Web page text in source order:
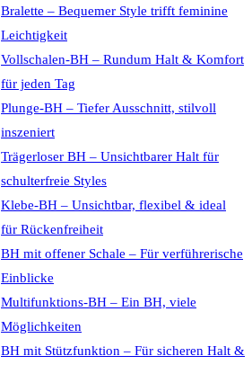
Bralette – Bequemer Style trifft feminine
Leichtigkeit
Vollschalen-BH – Rundum Halt & Komfort
für jeden Tag
Plunge-BH – Tiefer Ausschnitt, stilvoll
inszeniert
Trägerloser BH – Unsichtbarer Halt für
schulterfreie Styles
Klebe-BH – Unsichtbar, flexibel & ideal
für Rückenfreiheit
BH mit offener Schale – Für verführerische
Einblicke
Multifunktions-BH – Ein BH, viele
Möglichkeiten
BH mit Stützfunktion – Für sicheren Halt &